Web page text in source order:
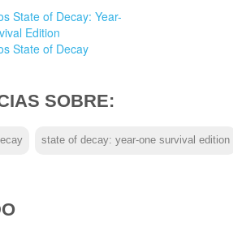
State of Decay: Year-
Edition
State of Decay
SOBRE:
state of decay: year-one survival edition